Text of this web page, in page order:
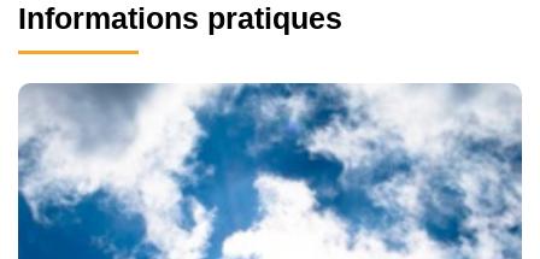
Informations pratiques